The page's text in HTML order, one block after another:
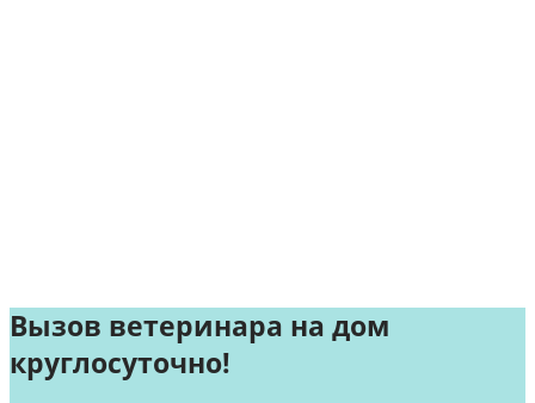
Вызов ветеринара на дом
круглосуточно!